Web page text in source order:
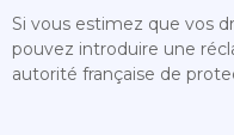
Si vous estimez que vos
pouvez introduire une
autorité française de